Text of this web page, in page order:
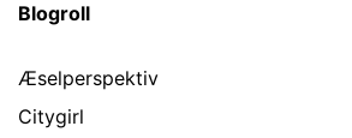
Blogroll
Æselperspektiv
Citygirl